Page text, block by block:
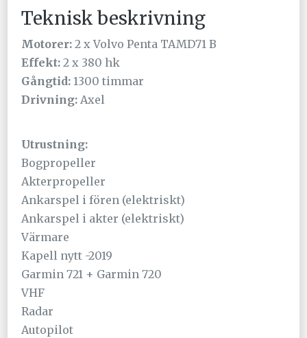
Teknisk beskrivning
Motorer: 2 x Volvo Penta TAMD71 B
Effekt: 2 x 380 hk
Gångtid: 1300 timmar
Drivning: Axel
Utrustning:
Bogpropeller
Akterpropeller
Ankarspel i fören (elektriskt)
Ankarspel i akter (elektriskt)
Värmare
Kapell nytt -2019
Garmin 721 + Garmin 720
VHF
Radar
Autopilot